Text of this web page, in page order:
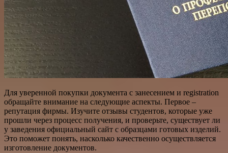
Для уверенной покупки документа с занесением и registration
обращайте внимание на следующие аспекты. Первое –
репутация фирмы. Изучите отзывы студентов, которые уже
прошли через процесс получения, и проверьте, существует ли
у заведения официальный сайт с образцами готовых изделий.
Это поможет понять, насколько качественно осуществляется
изготовление документов.